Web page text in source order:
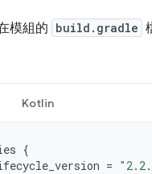
模組的 build.gradle
Kotlin
{
=